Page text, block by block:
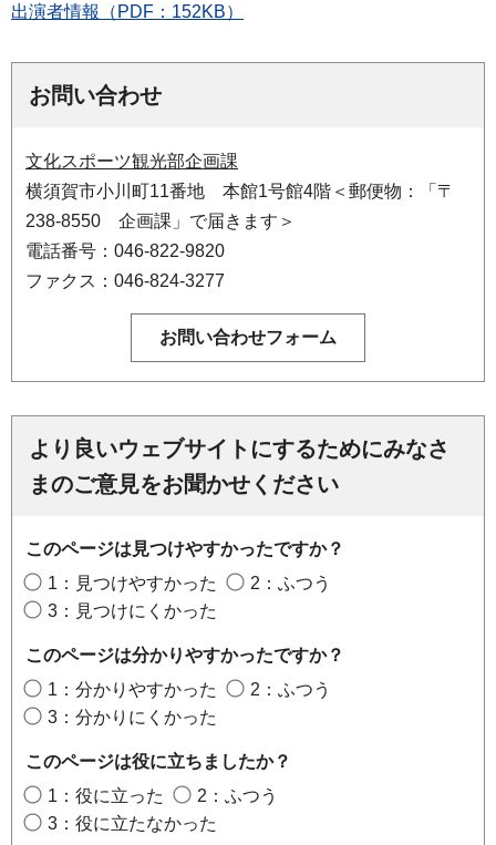
出演者情報（PDF：152KB）
お問い合わせ
文化スポーツ観光部企画課
横須賀市小川町11番地 本館1号館4階＜郵便物：「〒
238-8550 企画課」で届きます＞
電話番号：046-822-9820
ファクス：046-824-3277
より良いウェブサイトにするためにみなさ
まのご意見をお聞かせください
このページは見つけやすかったですか？
1：見つけやすかった
2：ふつう
3：見つけにくかった
このページは分かりやすかったですか？
1：分かりやすかった
2：ふつう
3：分かりにくかった
このページは役に立ちましたか？
1：役に立った
2：ふつう
3：役に立たなかった